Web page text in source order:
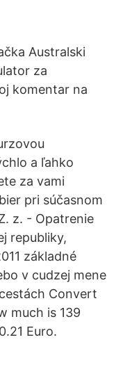
Australski
za
komentar na
a ľahko
za vami
pri súčasnom
z. - Opatrenie
republiky,
základné
v cudzej mene
Convert
much is 139
Euro.